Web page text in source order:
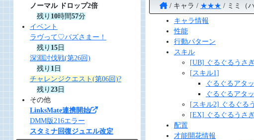
キャラ ★★★
ミミ（
キャラ情報
性能
行動パターン
スキル
[UB] ぐるぐるうさ
[スキル1]
ぐるぐるアタ
ぐるぐるアタ
[スキル2] ぐるぐる
[EX] ぐるぐるうさ
配置
才能開花情報
ノーマル ドロップ2倍
残り 10時間57分
イベント
ラヴって♡バズさまー！
残り 15日
深淵討伐戦(第26回)
残り 1日
チャレンジクエスト(第06回)?
残り 23日
その他
LinksMate連携開始
DMM版216エラー
スタミナ回復ジュエル改定